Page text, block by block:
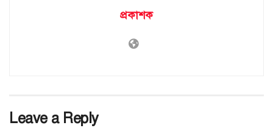
প্রকাশক
Leave a Reply